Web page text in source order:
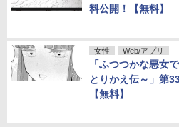
料公開！【無料】
女性 Web/アプリ
「ふつつかな悪女
とりかえ伝～」第
【無料】